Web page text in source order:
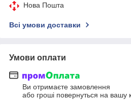
Нова Пошта
Всі умови доставки
Умови оплати
Ви отримаєте замовлення
або гроші повернуться на вашу